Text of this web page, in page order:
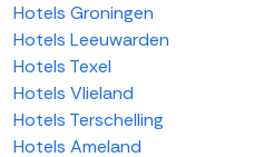
Hotels Groningen
Hotels Leeuwarden
Hotels Texel
Hotels Vlieland
Hotels Terschelling
Hotels Ameland